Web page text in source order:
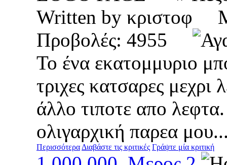
Written by κριστοφ
Προβολές: 4955
Το ένα εκατομμυριο
τριχες κατσαρες μεχρι
άλλο τιποτε απο
ολιγαρχική παρεα
Περισσότερα Διαβάστε τις κριτικές Γράψτε μία κριτική